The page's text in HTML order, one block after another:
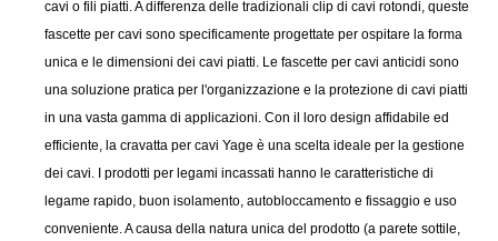
cavi o fili piatti. A differenza delle tradizionali clip di cavi rotondi, queste
fascette per cavi sono specificamente progettate per ospitare la forma
unica e le dimensioni dei cavi piatti. Le fascette per cavi anticidi sono
una soluzione pratica per l'organizzazione e la protezione di cavi piatti
in una vasta gamma di applicazioni. Con il loro design affidabile ed
efficiente, la cravatta per cavi Yage è una scelta ideale per la gestione
dei cavi. I prodotti per legami incassati hanno le caratteristiche di
legame rapido, buon isolamento, autobloccamento e fissaggio e uso
conveniente. A causa della natura unica del prodotto (a parete sottile,